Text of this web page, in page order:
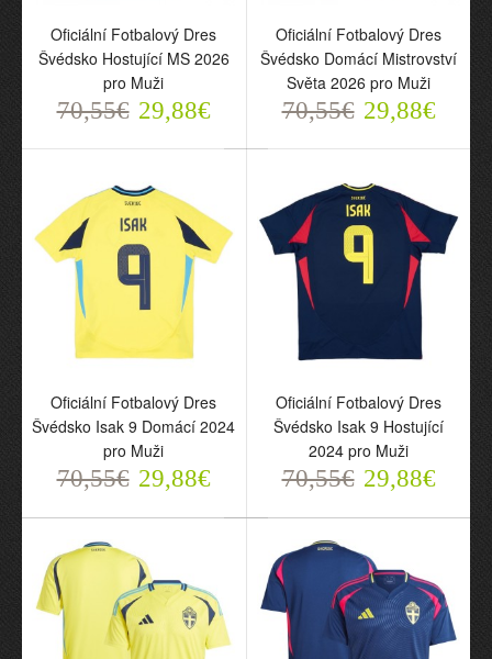
Oficiální Fotbalový Dres
2026 pro Muži
70,55€ 29,88€
Oficiální Fotbalový Dres
Mistrovství Světa 2026
pro Muži
70,55€ 29,88€
Oficiální Fotbalový Dres
Švédsko Isak 9 Domácí
2024 pro Muži
70,55€ 29,88€
Oficiální Fotbalový Dres
Švédsko Isak 9 Hostující
2024 pro Muži
70,55€ 29,88€
Oficiální Fotbalový Dres
Švédsko Hostující MS 2026
pro Muži
70,55€ 29,88€
Oficiální Fotbalový Dres
Švédsko Domácí Mistrovství
Světa 2026 pro Muži
70,55€ 29,88€
Oficiální Fotbalový Dres
Švédsko Isak 9 Domácí 2024
pro Muži
70,55€ 29,88€
Oficiální Fotbalový Dres
Švédsko Isak 9 Hostující
2024 pro Muži
70,55€ 29,88€